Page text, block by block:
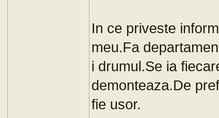
In ce priveste
meu.Fa
i drumul.Se ia
demonteaza.De
fie usor.